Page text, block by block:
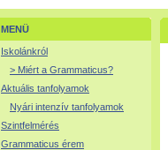
MENÜ
Iskolánkról
> Miért a Grammaticus?
Aktuális tanfolyamok
Nyári intenzív tanfolyamok
Szintfelmérés
Grammaticus érem